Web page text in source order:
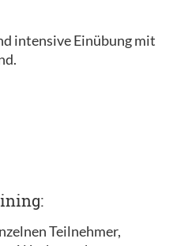
intensive Einübung mit
Teilnehmer,